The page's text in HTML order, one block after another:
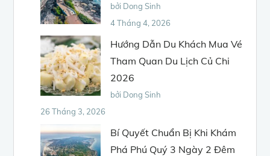
bởi Dong Sinh
4 Tháng 4, 2026
Hướng Dẫn Du Khách Mua Vé
Tham Quan Du Lịch Củ Chi
2026
bởi Dong Sinh
26 Tháng 3, 2026
Bí Quyết Chuẩn Bị Khi Khám
Phá Phú Quý 3 Ngày 2 Đêm